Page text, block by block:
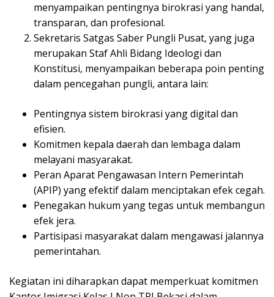
menyampaikan pentingnya birokrasi yang handal,
transparan, dan profesional.
Sekretaris Satgas Saber Pungli Pusat, yang juga
merupakan Staf Ahli Bidang Ideologi dan
Konstitusi, menyampaikan beberapa poin penting
dalam pencegahan pungli, antara lain:
Pentingnya sistem birokrasi yang digital dan
efisien.
Komitmen kepala daerah dan lembaga dalam
melayani masyarakat.
Peran Aparat Pengawasan Intern Pemerintah
(APIP) yang efektif dalam menciptakan efek cegah.
Penegakan hukum yang tegas untuk membangun
efek jera.
Partisipasi masyarakat dalam mengawasi jalannya
pemerintahan.
Kegiatan ini diharapkan dapat memperkuat komitmen